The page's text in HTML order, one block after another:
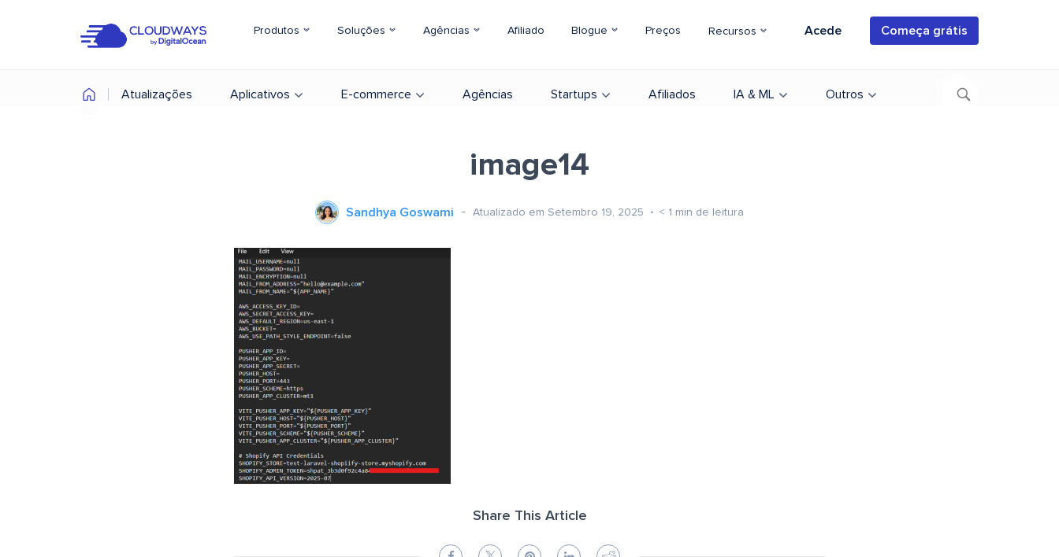
Produtos Soluções Agências Afiliado Blogue Preços Recursos Acede Começa grátis
Atualizações Aplicativos E-commerce Agências Startups Afiliados IA & ML Outros
image14
Sandhya Goswami Atualizado em Setembro 19, 2025 < 1 min de leitura
Share This Article